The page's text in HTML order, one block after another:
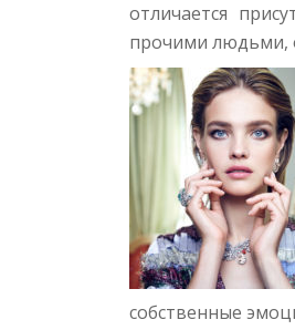
отличается
прочими людьми,
собственные